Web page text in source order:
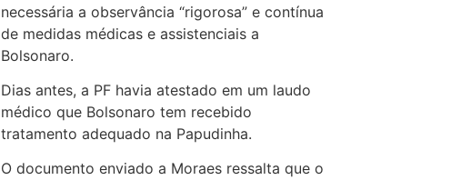
necessária a observância “rigorosa” e contínua
de medidas médicas e assistenciais a
Bolsonaro.
Dias antes, a PF havia atestado em um laudo
médico que Bolsonaro tem recebido
tratamento adequado na Papudinha.
O documento enviado a Moraes ressalta que o